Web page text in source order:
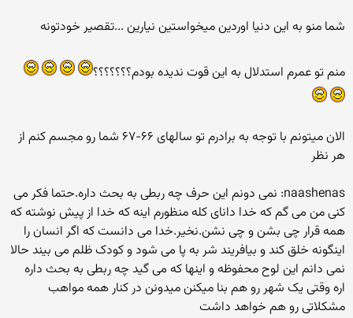
شما منو به این دنیا اوردین میخواستین نیارین ...تقصیر خودتونه
منم تو عمرم استدلال به این قوت ندیده بودم؟؟؟؟؟؟؟
الان میتونم با توجه به برادرم تو سالهای ۶۶-۶۷ شما رو مجسم کنم از
هر نظر
naashenas: نمی دونم این حرف چه ربطی به بحث داره.حتما فکر می
کنی من می گم که خدا دانای کله منظورم اینه که خدا از پیش نوشته که
همه قرار چی بشن و چی نشن.نخیر.خدا می دانست که اگر انسان را
اینگونه خلق کند و بیافریند شر به پا می شود و کودک ظلم می بیند حالا
نمی دانم این لوح محفوظه و اینها که می گید چه ربطی به بحث داره
اره وقتی یک شهر رو هم بنا میکنن میدونن در کنار همه مواهب
مشکلاتی رو هم خواهد داشت